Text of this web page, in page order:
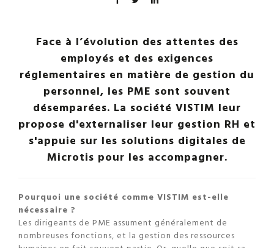
Face à l’évolution des attentes des
employés et des exigences
réglementaires en matière de gestion du
personnel, les PME sont souvent
désemparées. La société VISTIM leur
propose d'externaliser leur gestion RH et
s'appuie sur les solutions digitales de
Microtis pour les accompagner.
Pourquoi une société comme VISTIM est-elle
nécessaire ?
Les dirigeants de PME assument généralement de
nombreuses fonctions, et la gestion des ressources